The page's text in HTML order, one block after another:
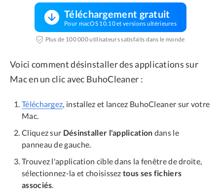
Téléchargement gratuit
Pour macOS 10.10 et versions ultérieures
Plus de 100 000 utilisateurs satisfaits dans le monde
Voici comment désinstaller des applications sur
Mac en un clic avec BuhoCleaner :
Téléchargez , installez et lancez BuhoCleaner sur votre
Mac.
Cliquez sur Désinstaller l'application dans le
panneau de gauche.
Trouvez l'application cible dans la fenêtre de droite,
sélectionnez-la et choisisseztous ses fichiers
associés